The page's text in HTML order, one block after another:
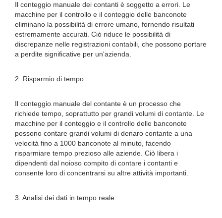
Il conteggio manuale dei contanti è soggetto a errori. Le
macchine per il controllo e il conteggio delle banconote
eliminano la possibilità di errore umano, fornendo risultati
estremamente accurati. Ciò riduce le possibilità di
discrepanze nelle registrazioni contabili, che possono portare
a perdite significative per un'azienda.
2. Risparmio di tempo
Il conteggio manuale del contante è un processo che
richiede tempo, soprattutto per grandi volumi di contante. Le
macchine per il conteggio e il controllo delle banconote
possono contare grandi volumi di denaro contante a una
velocità fino a 1000 banconote al minuto, facendo
risparmiare tempo prezioso alle aziende. Ciò libera i
dipendenti dal noioso compito di contare i contanti e
consente loro di concentrarsi su altre attività importanti.
3. Analisi dei dati in tempo reale